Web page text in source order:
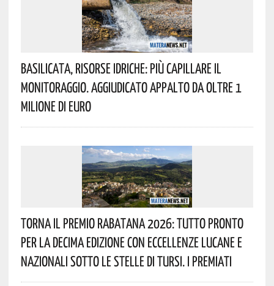
Basilicata, Risorse Idriche: Più Capillare Il
Monitoraggio. Aggiudicato Appalto Da Oltre 1
Milione Di Euro
Torna Il Premio Rabatana 2026: Tutto Pronto
Per La Decima Edizione Con Eccellenze Lucane E
Nazionali Sotto Le Stelle Di Tursi. I Premiati